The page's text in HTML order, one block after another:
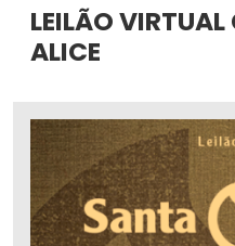
LEILÃO
ALICE